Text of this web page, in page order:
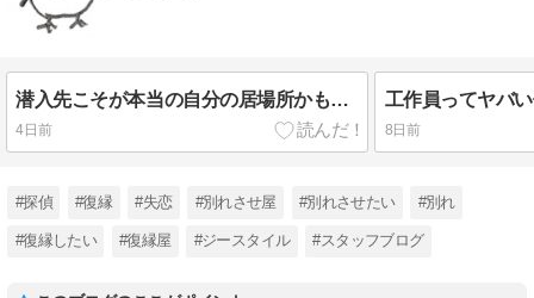
潜入先こそが本当の自分の居場所かもしれない。
4日前
工作員ってヤバ
8日前
#探偵 #復縁 #失恋 #別れさせ屋 #別れさせたい #別れ
#復縁したい #復縁屋 #ジースタイル #スタッフブログ